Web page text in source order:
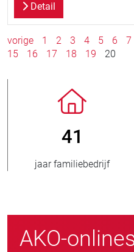
Detail
vorige 1 2 3 4 5 6 7
15
16 17 18 19 20
50.000
klanten wereldwijd
AKO-